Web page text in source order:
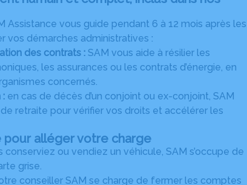
Assistance vous guide pendant 6 à 12 mois après les
vos démarches administratives :
des contrats : SAM vous aide à résilier les
les assurances ou les contrats d’énergie, en
concernés.
: en cas de décès d’un conjoint ou ex-conjoint, SAM
retraite pour vérifier vos droits et accélérer les
pour alléger votre charge
conserviez ou vendiez un véhicule, SAM s’occupe de
grise.
conseiller SAM se charge de fermer les comptes